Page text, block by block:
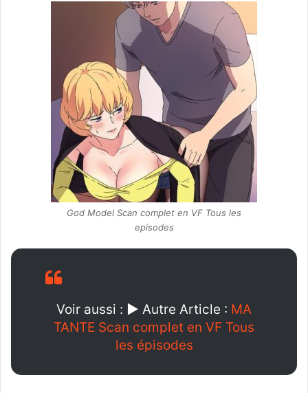
God Model Scan complet en VF Tous les
episodes
Voir aussi : ► Autre Article : MA
TANTE Scan complet en VF Tous
les épisodes